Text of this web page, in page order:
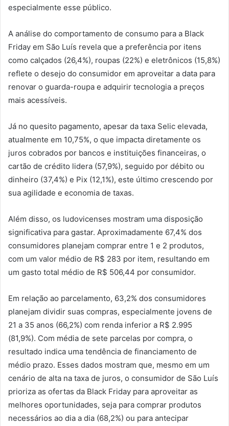
especialmente esse público.
A análise do comportamento de consumo para a Black
Friday em São Luís revela que a preferência por itens
como calçados (26,4%), roupas (22%) e eletrônicos (15,8%)
reflete o desejo do consumidor em aproveitar a data para
renovar o guarda-roupa e adquirir tecnologia a preços
mais acessíveis.
Já no quesito pagamento, apesar da taxa Selic elevada,
atualmente em 10,75%, o que impacta diretamente os
juros cobrados por bancos e instituições financeiras, o
cartão de crédito lidera (57,9%), seguido por débito ou
dinheiro (37,4%) e Pix (12,1%), este último crescendo por
sua agilidade e economia de taxas.
Além disso, os ludovicenses mostram uma disposição
significativa para gastar. Aproximadamente 67,4% dos
consumidores planejam comprar entre 1 e 2 produtos,
com um valor médio de R$ 283 por item, resultando em
um gasto total médio de R$ 506,44 por consumidor.
Em relação ao parcelamento, 63,2% dos consumidores
planejam dividir suas compras, especialmente jovens de
21 a 35 anos (66,2%) com renda inferior a R$ 2.995
(81,9%). Com média de sete parcelas por compra, o
resultado indica uma tendência de financiamento de
médio prazo. Esses dados mostram que, mesmo em um
cenário de alta na taxa de juros, o consumidor de São Luís
prioriza as ofertas da Black Friday para aproveitar as
melhores oportunidades, seja para comprar produtos
necessários ao dia a dia (68,2%) ou para antecipar